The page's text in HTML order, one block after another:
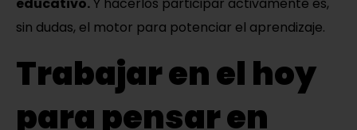
sin dudas, el motor para potenciar el aprendizaje.
Trabajar en el hoy
para pensar en